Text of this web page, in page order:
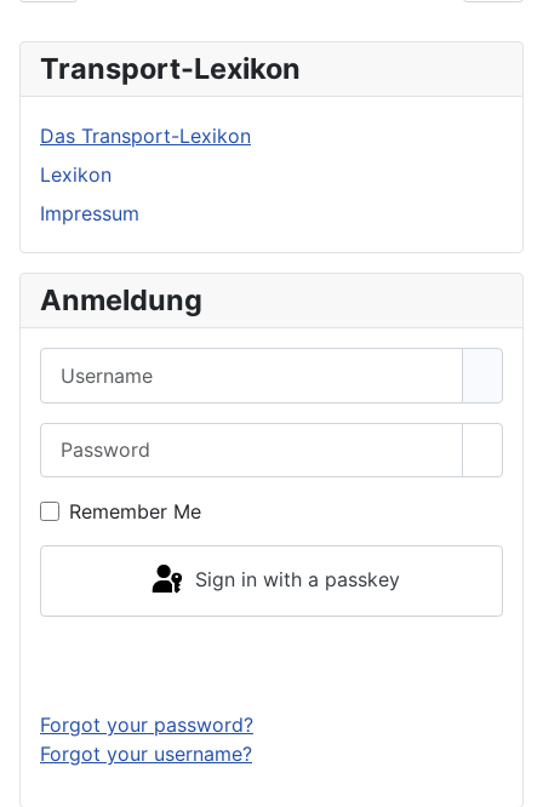
Transport-Lexikon
Das Transport-Lexikon
Lexikon
Impressum
Anmeldung
Remember Me
Sign in with a passkey
Forgot your password?
Forgot your username?